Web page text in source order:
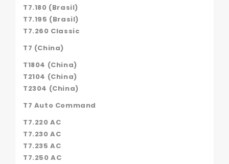
T7.180 (Brasil)
T7.195 (Brasil)
T7.260 Classic
T7 (China)
T1804 (China)
T2104 (China)
T2304 (China)
T7 Auto Command
T7.220 AC
T7.230 AC
T7.235 AC
T7.250 AC